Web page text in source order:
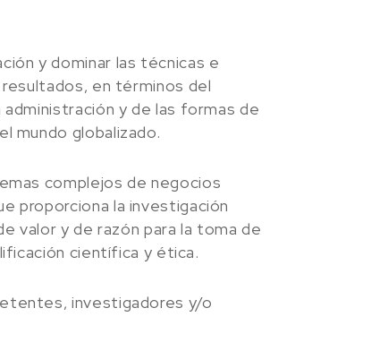
y dominar las técnicas e
en términos del
y de las formas de
mundo globalizado.
complejos de negocios
proporciona la investigación
valor y de razón para la toma de
científica y ética.
investigadores y/o